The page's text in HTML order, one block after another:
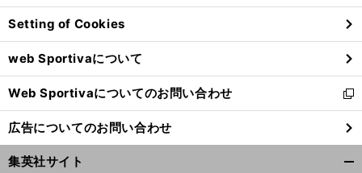
ン
ド
ウ
で
開
く
Setting of Cookies
web Sportivaについて
Web Sportivaについてのお問い合わせ
新
し
い
ウ
ィ
広告についてのお問い合わせ
集英社サイト